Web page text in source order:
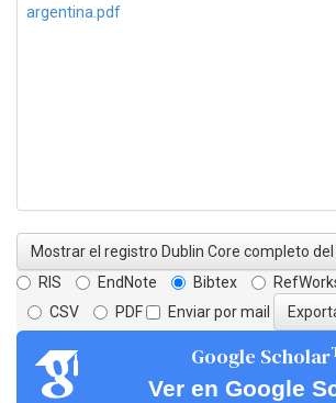
argentina.pdf
Mostrar el registro Dublin Core completo
RIS
EndNote Bibtex
CSV
PDF Enviar por mail
Google Scholar
Ver en Google